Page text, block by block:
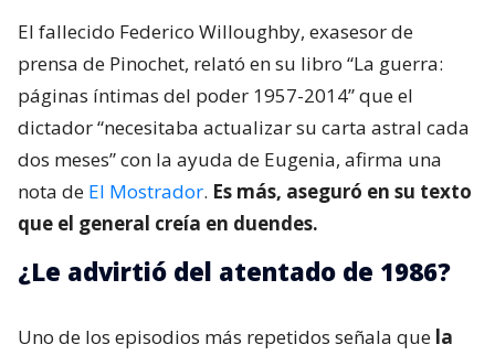
El fallecido Federico Willoughby, exasesor de
prensa de Pinochet, relató en su libro “La guerra:
páginas íntimas del poder 1957-2014” que el
dictador “necesitaba actualizar su carta astral cada
dos meses” con la ayuda de Eugenia, afirma una
nota de El Mostrador. Es más, aseguró en su texto
que el general creía en duendes.
¿Le advirtió del atentado de 1986?
Uno de los episodios más repetidos señala que la